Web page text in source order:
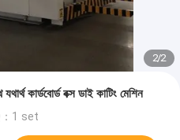
2/2
কার্ডবোর্ড বক্স ডাই কাটিং মেশিন
：1 set